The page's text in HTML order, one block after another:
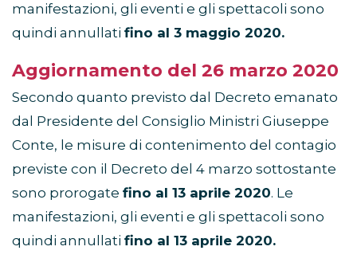
manifestazioni, gli eventi e gli spettacoli sono
quindi annullati fino al 3 maggio 2020.
Aggiornamento del 26 marzo 2020
Secondo quanto previsto dal Decreto emanato
dal Presidente del Consiglio Ministri Giuseppe
Conte, le misure di contenimento del contagio
previste con il Decreto del 4 marzo sottostante
sono prorogate fino al 13 aprile 2020. Le
manifestazioni, gli eventi e gli spettacoli sono
quindi annullati fino al 13 aprile 2020.